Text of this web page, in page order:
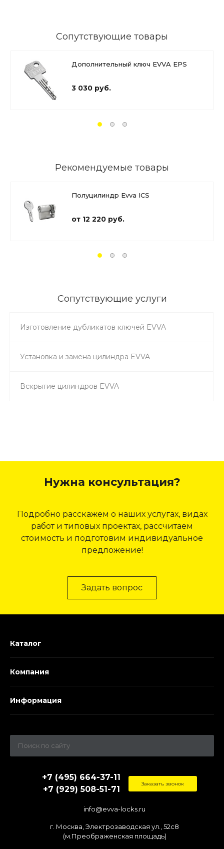
Сопутствующие товары
Дополнительный ключ EVVA EPS
3 030 руб.
Рекомендуемые товары
Полуцилиндр Evva ICS
от 12 220 руб.
Сопутствующие услуги
Изготовление дубликатов ключей EVVA
Установка и замена цилиндра EVVA
Вскрытие цилиндров EVVA
Нужна консультация?
Подробно расскажем о наших услугах, видах
работ и типовых проектах, рассчитаем
стоимость и подготовим индивидуальное
предложение!
Задать вопрос
Каталог
Компания
Информация
info@evva-locks.ru
+7 (495) 664-37-11
+7 (929) 508-51-71
г. Москва, Электрозаводская ул., 52c8
(м.Преображенская площадь)
Заказать звонок